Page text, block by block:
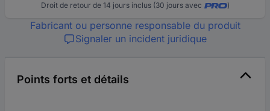
Droit de retour de 14 jours inclus (30 jours avec )
Fabricant ou personne responsable du produit
Signaler un incident juridique
Points forts et détails